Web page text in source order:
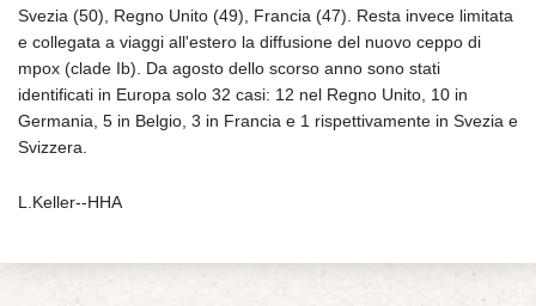
Svezia (50), Regno Unito (49), Francia (47). Resta invece limitata
e collegata a viaggi all'estero la diffusione del nuovo ceppo di
mpox (clade Ib). Da agosto dello scorso anno sono stati
identificati in Europa solo 32 casi: 12 nel Regno Unito, 10 in
Germania, 5 in Belgio, 3 in Francia e 1 rispettivamente in Svezia e
Svizzera.
L.Keller--HHA